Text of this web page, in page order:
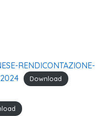
RENDICONTAZIONE-
Download